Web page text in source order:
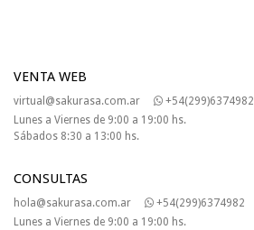
VENTA WEB
virtual@sakurasa.com.ar
+54(299)6374982
Lunes a Viernes de 9:00 a 19:00 hs.
Sábados 8:30 a 13:00 hs.
CONSULTAS
hola@sakurasa.com.ar
+54(299)6374982
Lunes a Viernes de 9:00 a 19:00 hs.